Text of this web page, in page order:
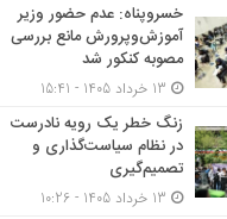
خسروپناه: عدم حضور وزیر
آموزش‌وپرورش مانع بررسی
مصوبه کنکور شد
زنگ خطر یک رویه نادرست
در نظام سیاست‌گذاری و
تصمیم‌گیری